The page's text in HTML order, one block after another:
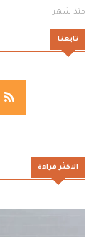
منذ شهر
تابعنا
الاكثر قراءة